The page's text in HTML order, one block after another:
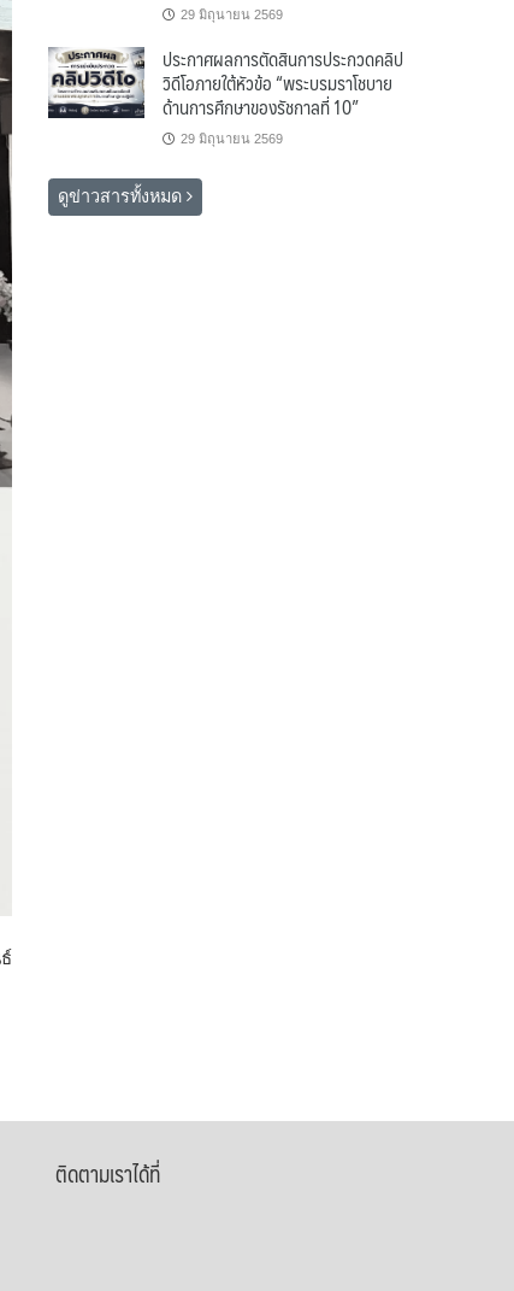
29 มิถุนายน 2569
ประกาศผลการตัดสินการประกวดคลิป
วิดีโอภายใต้หัวข้อ “พระบรมราโชบาย
ด้านการศึกษาของรัชกาลที่ 10”
29 มิถุนายน 2569
ดูข่าวสารทั้งหมด
ติดตามเราได้ที่